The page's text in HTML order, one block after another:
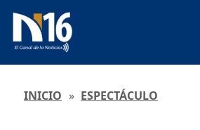
INICIO » ESPECTÁCULO